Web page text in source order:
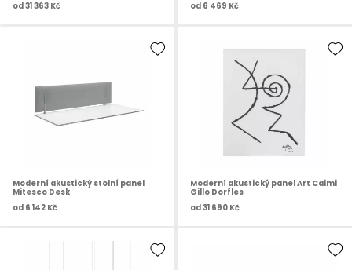
od 31 363 Kč
od 6 469 Kč
Moderní akustický stolní panel
Mitesco Desk
od 6 142 Kč
Moderní akustický panel Art Caimi
Gillo Dorfles
od 31 690 Kč